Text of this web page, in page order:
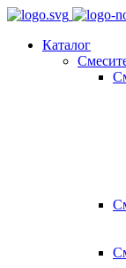
Каталог